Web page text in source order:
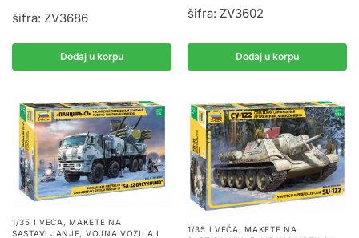
šifra: ZV3686
Dodaj u korpu
šifra: ZV3602
Dodaj u korpu
1/35 I VEĆA , MAKETE NA
SASTAVLJANJE, VOJNA VOZILA I
1/35 I VEĆA ,MAKETE NA